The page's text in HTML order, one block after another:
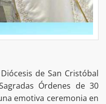
de San Cristóbal
Órdenes de 30
emotiva ceremonia en